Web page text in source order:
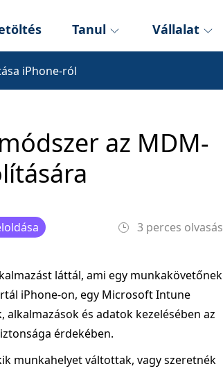
Tanul Vállalat
iPhone-ról
az MDM-
3 perces olvasás
láttál, ami egy munkakövetőnek
iPhone-on, egy Microsoft Intune
és adatok kezelésében az
érdekében.
munkahelyet váltottak, vagy szeretnék